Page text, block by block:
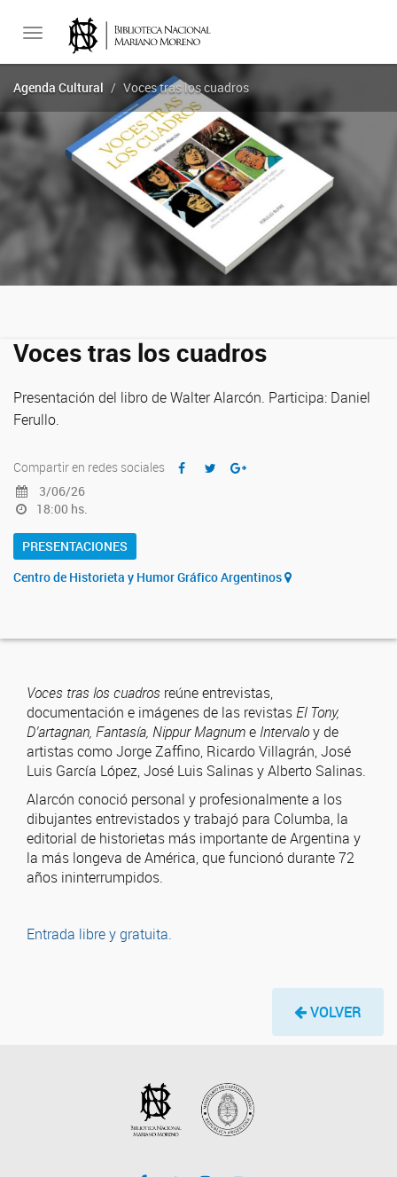
Toggle
navigation
Agenda Cultural Voces tras los cuadros
Voces tras los cuadros
Presentación del libro de Walter Alarcón. Participa: Daniel
Ferullo.
Compartir en redes sociales
3/06/26
18:00 hs.
PRESENTACIONES
Centro de Historieta y Humor Gráfico Argentinos
Voces tras los cuadros reúne entrevistas,
documentación e imágenes de las revistasEl Tony,
D’artagnan, Fantasía, Nippur Magnume Intervaloy de
artistas como Jorge Zaffino, Ricardo Villagrán, José
Luis García López, José Luis Salinas y Alberto Salinas.
Alarcón conoció personal y profesionalmente a los
dibujantes entrevistados y trabajó para Columba, la
editorial de historietas más importante de Argentina y
la más longeva de América, que funcionó durante 72
años ininterrumpidos.
Entrada libre y gratuita.
VOLVER